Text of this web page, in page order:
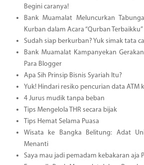
Begini caranya!
Bank Muamalat Meluncurkan
Kurban dalam Acara “Qurban Terbaikku”
Sudah siap berkurban? Yuk simak tata
Bank Muamalat Kampanyekan
Para Blogger
Apa Sih Prinsip Bisnis Syariah Itu?
Yuk! Hindari resiko pencurian data ATM
4 Jurus mudik tanpa beban
Tips Mengelola THR secara bijak
Tips Hemat Selama Puasa
Wisata ke Bangka Belitung: Adat
Menanti
Saya mau jadi pemadam kebakaran aja